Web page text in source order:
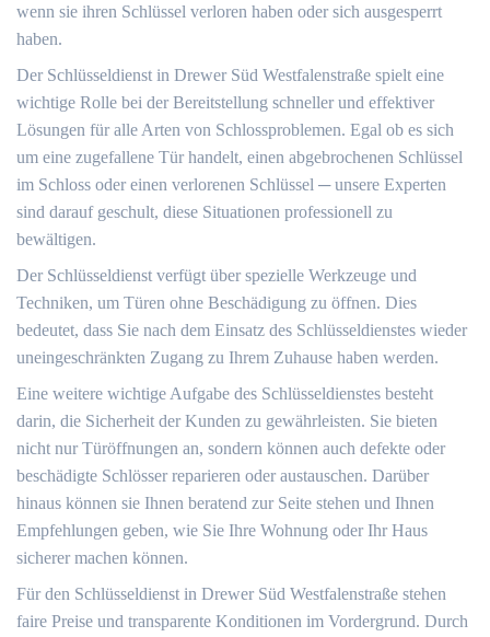
wenn sie ihren Schlüssel verloren haben oder sich ausgesperrt
haben.​
Der Schlüsseldienst in Drewer Süd Westfalenstraße spielt eine
wichtige Rolle bei der Bereitstellung schneller und effektiver
Lösungen für alle Arten von Schlossproblemen.​ Egal ob es sich
um eine zugefallene Tür handelt, einen abgebrochenen Schlüssel
im Schloss oder einen verlorenen Schlüssel ─ unsere Experten
sind darauf geschult, diese Situationen professionell zu
bewältigen.​
Der Schlüsseldienst verfügt über spezielle Werkzeuge und
Techniken, um Türen ohne Beschädigung zu öffnen.​ Dies
bedeutet, dass Sie nach dem Einsatz des Schlüsseldienstes wieder
uneingeschränkten Zugang zu Ihrem Zuhause haben werden.​
Eine weitere wichtige Aufgabe des Schlüsseldienstes besteht
darin, die Sicherheit der Kunden zu gewährleisten.​ Sie bieten
nicht nur Türöffnungen an, sondern können auch defekte oder
beschädigte Schlösser reparieren oder austauschen.​ Darüber
hinaus können sie Ihnen beratend zur Seite stehen und Ihnen
Empfehlungen geben, wie Sie Ihre Wohnung oder Ihr Haus
sicherer machen können.​
Für den Schlüsseldienst in Drewer Süd Westfalenstraße stehen
faire Preise und transparente Konditionen im Vordergrund.​ Durch